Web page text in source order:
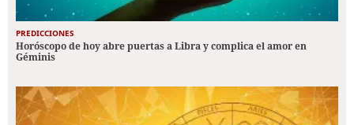
PREDICCIONES
Horóscopo de hoy abre puertas a Libra y complica el amor en
Géminis